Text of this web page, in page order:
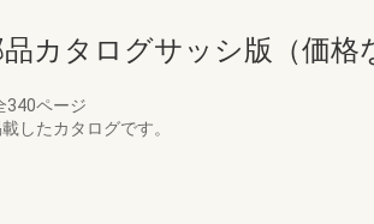
カタログサッシ版（価格
340ページ
したカタログです。